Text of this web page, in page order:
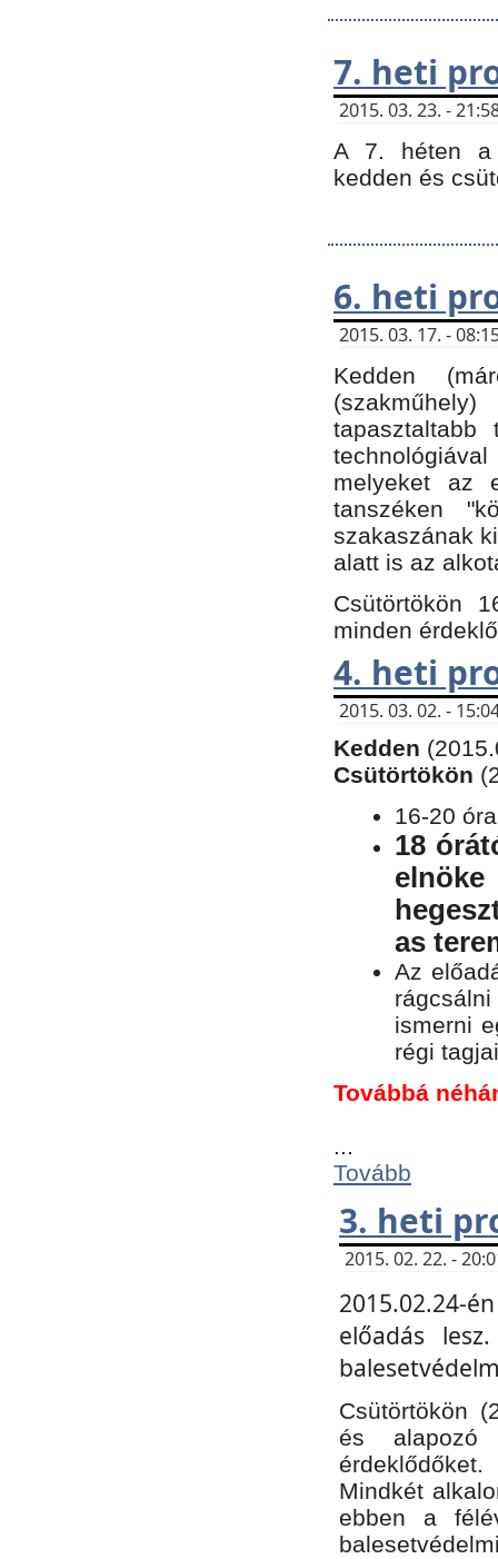
7. heti
2015. 03. 23. -
A 7. héten a
kedden és
6. heti
2015. 03. 17. -
Kedden
tapasztaltabb
melyeket az
tanszéken
szakaszának
alatt is az
Csütörtökön
minden
4. heti
2015. 03. 02. -
Kedden
Csütörtökön
16-20
18
as
Az
ismerni
régi
Továbbá
...
Tovább
3. heti
2015. 02. 22. -
2015.02.24-
előadás
Csütörtökön
és alapozó
érdeklődőket.
Mindkét
ebben a